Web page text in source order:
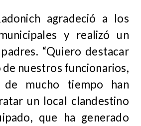
agradeció a los
y realizó un
“Quiero destacar
nuestros funcionarios,
de mucho tiempo han
un local clandestino
que ha generado